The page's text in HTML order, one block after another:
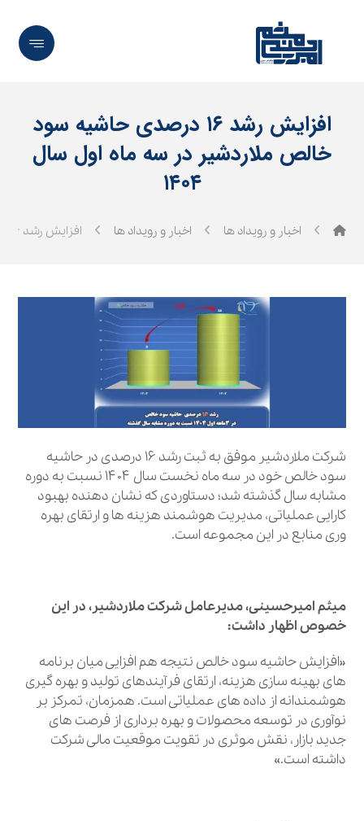
افزایش رشد ۱۶ درصدی حاشیه سود
خالص ملاردشیر در سه ماه اول سال
۱۴۰۴
اخبار و رویداد ها اخبار و رویداد ها افزایش رشد ۱۶ درصدی حاشیه سود خالص ملاردشیر در سه ماه اول سال ۱۴۰۴
شرکت ملاردشیر موفق به ثبت رشد ۱۶ درصدی در حاشیه
سود خالص خود در سه ماه نخست سال ۱۴۰۴ نسبت به دوره
مشابه سال گذشته شد؛ دستاوردی که نشان‌ دهنده بهبود
کارایی عملیاتی، مدیریت هوشمند هزینه‌ ها و ارتقای بهره‌
وری منابع در این مجموعه است.
میثم امیرحسینی، مدیرعامل شرکت ملاردشیر، در این
خصوص اظهار داشت:
«افزایش حاشیه سود خالص نتیجه هم‌ افزایی میان برنامه‌
های بهینه‌ سازی هزینه، ارتقای فرآیندهای تولید و بهره‌ گیری
هوشمندانه از داده‌ های عملیاتی است. همزمان، تمرکز بر
نوآوری در توسعه محصولات و بهره‌ برداری از فرصت‌ های
جدید بازار، نقش موثری در تقویت موقعیت مالی شرکت
داشته است.»